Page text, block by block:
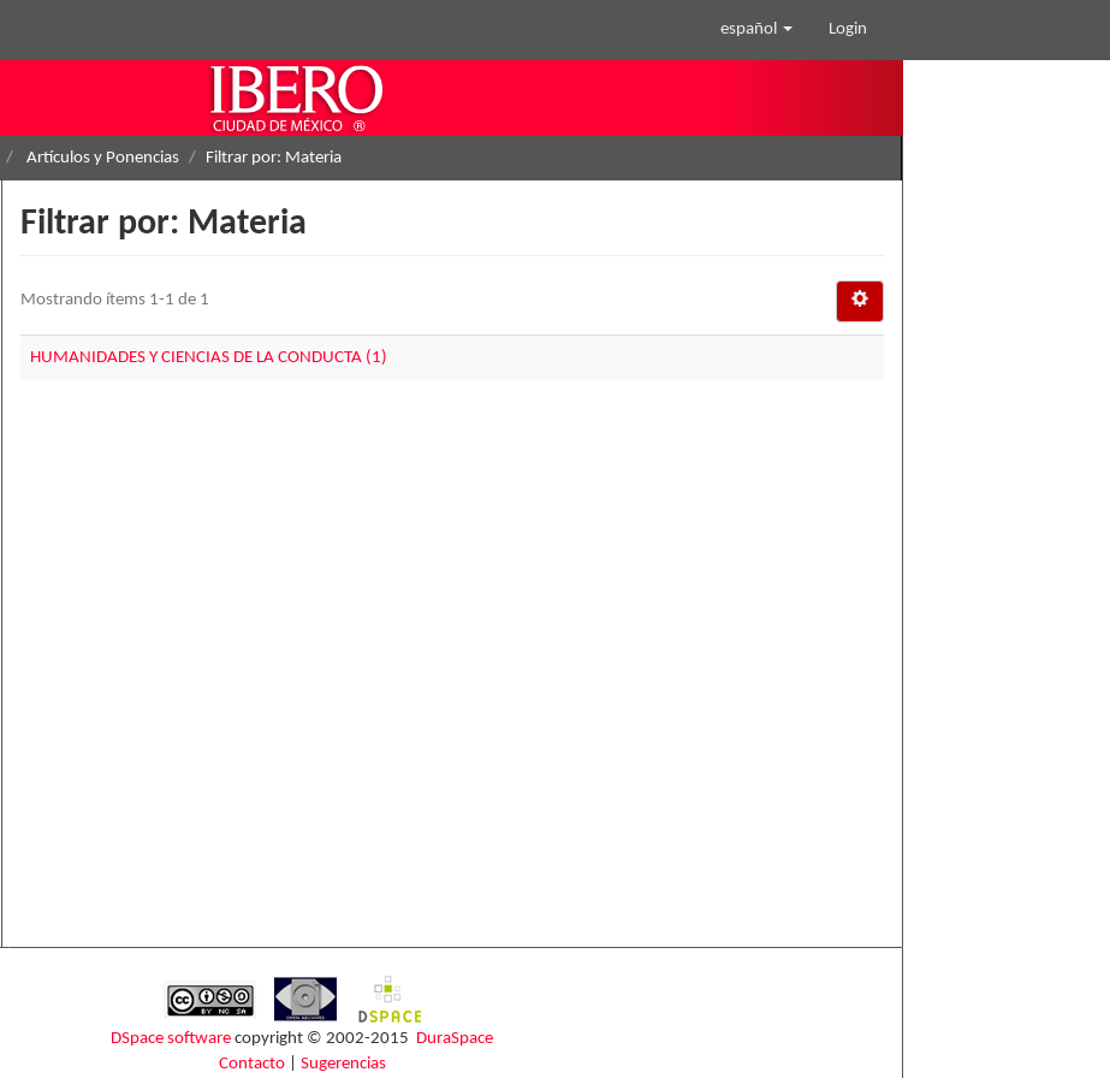
español Login
Artículos y Ponencias Filtrar por: Materia
Filtrar por: Materia
Mostrando ítems 1-1 de 1
HUMANIDADES Y CIENCIAS DE LA CONDUCTA (1)
DSpace software copyright © 2002-2015 DuraSpace
Contacto| Sugerencias